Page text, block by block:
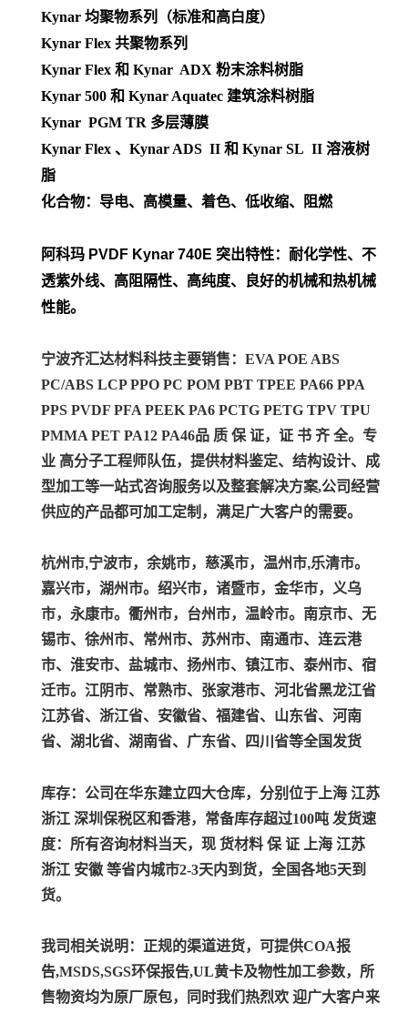
Kynar 均聚物系列（标准和高白度）
Kynar Flex 共聚物系列
Kynar Flex 和 Kynar ADX 粉末涂料树脂
Kynar 500 和 Kynar Aquatec 建筑涂料树脂
Kynar PGM TR 多层薄膜
Kynar Flex 、Kynar ADS II 和 Kynar SL II 溶液树
脂
化合物：导电、高模量、着色、低收缩、阻燃
阿科玛 PVDF Kynar 740E 突出特性：耐化学性、不
透紫外线、高阻隔性、高纯度、良好的机械和热机械
性能。
宁波齐汇达材料科技主要销售：EVA POE ABS
PC/ABS LCP PPO PC POM PBT TPEE PA66 PPA
PPS PVDF PFA PEEK PA6 PCTG PETG TPV TPU
PMMA PET PA12 PA46品 质 保 证，证 书 齐 全。专
业 高分子工程师队伍，提供材料鉴定、结构设计、成
型加工等一站式咨询服务以及整套解决方案,公司经营
供应的产品都可加工定制，满足广大客户的需要。
杭州市,宁波市，余姚市，慈溪市，温州市,乐清市。
嘉兴市，湖州市。绍兴市，诸暨市，金华市，义乌
市，永康市。衢州市，台州市，温岭市。南京市、无
锡市、徐州市、常州市、苏州市、南通市、连云港
市、淮安市、盐城市、扬州市、镇江市、泰州市、宿
迁市。江阴市、常熟市、张家港市、河北省黑龙江省
江苏省、浙江省、安徽省、福建省、山东省、河南
省、湖北省、湖南省、广东省、四川省等全国发货
库存：公司在华东建立四大仓库，分别位于上海 江苏
浙江 深圳保税区和香港，常备库存超过100吨 发货速
度：所有咨询材料当天，现 货材料 保 证 上海 江苏
浙江 安徽 等省内城市2-3天内到货，全国各地5天到
货。
我司相关说明： 正规的渠道进货，可提供COA报
告,MSDS,SGS环保报告,UL黄卡及物性加工参数，所
售物资均为原厂原包，同时我们热烈欢 迎广大客户来